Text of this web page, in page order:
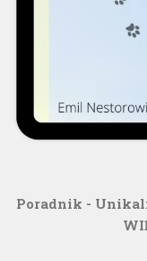
Poradnik -